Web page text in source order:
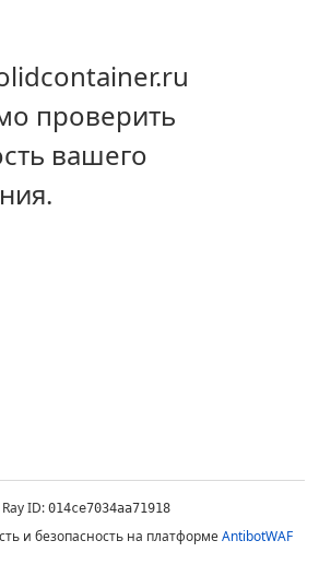
проверить
вашего
Ray ID: 014ce7034aa71918
и безопасность на платформе AntibotWAF